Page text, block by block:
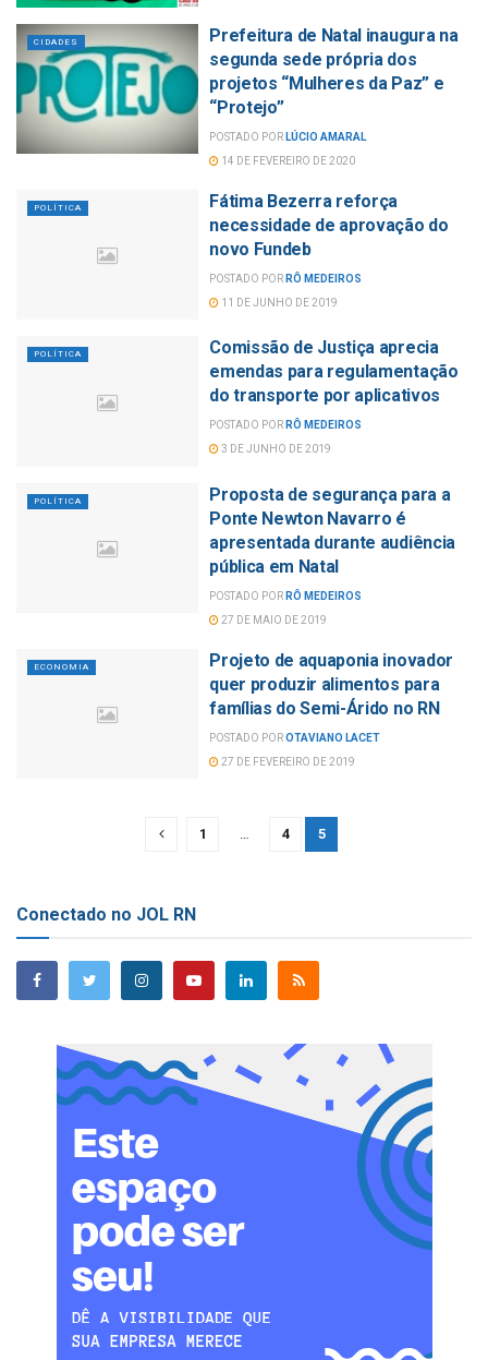
CIDADES
Prefeitura de Natal inaugura na
segunda sede própria dos
projetos “Mulheres da Paz” e
“Protejo”
POSTADO POR LÚCIO AMARAL
14 DE FEVEREIRO DE 2020
POLÍTICA
Fátima Bezerra reforça
necessidade de aprovação do
novo Fundeb
POSTADO POR RÔ MEDEIROS
11 DE JUNHO DE 2019
POLÍTICA
Comissão de Justiça aprecia
emendas para regulamentação
do transporte por aplicativos
POSTADO POR RÔ MEDEIROS
3 DE JUNHO DE 2019
POLÍTICA
Proposta de segurança para a
Ponte Newton Navarro é
apresentada durante audiência
pública em Natal
POSTADO POR RÔ MEDEIROS
27 DE MAIO DE 2019
ECONOMIA
Projeto de aquaponia inovador
quer produzir alimentos para
famílias do Semi-Árido no RN
POSTADO POROTAVIANO LACET
27 DE FEVEREIRO DE 2019
1 … 4 5
Conectado no JOL RN